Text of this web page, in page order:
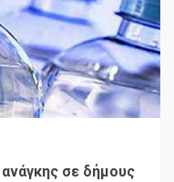
σε δήμους